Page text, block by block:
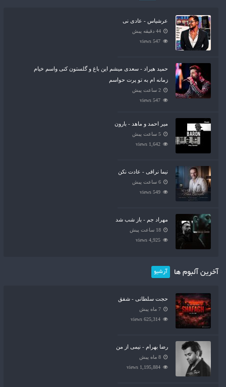
عرشیاس - عادی نی
44 دقیقه پیش
547 views
حمید هیراد - سعدی میشم این باغ و گلستون کنی واسم خیام
زمانه ام به تو پرت حواسم
2 ساعت پیش
547 views
میر احمد و ماهد - بارون
5 ساعت پیش
1,642 views
نیما نراقی - عادت نکن
6 ساعت پیش
549 views
مهراد جم - باز شب شد
18 ساعت پیش
4,925 views
آخرین آلبوم ها آرشیو
حجت سلطانی - شفق
7 ماه پیش
625,314 views
رضا بهرام - نیمی از من
8 ماه پیش
1,195,884 views